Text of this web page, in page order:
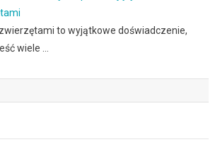
to wyjątkowe doświadczenie,
wiele …